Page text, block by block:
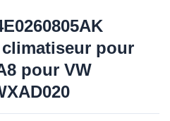
pour
pour VW